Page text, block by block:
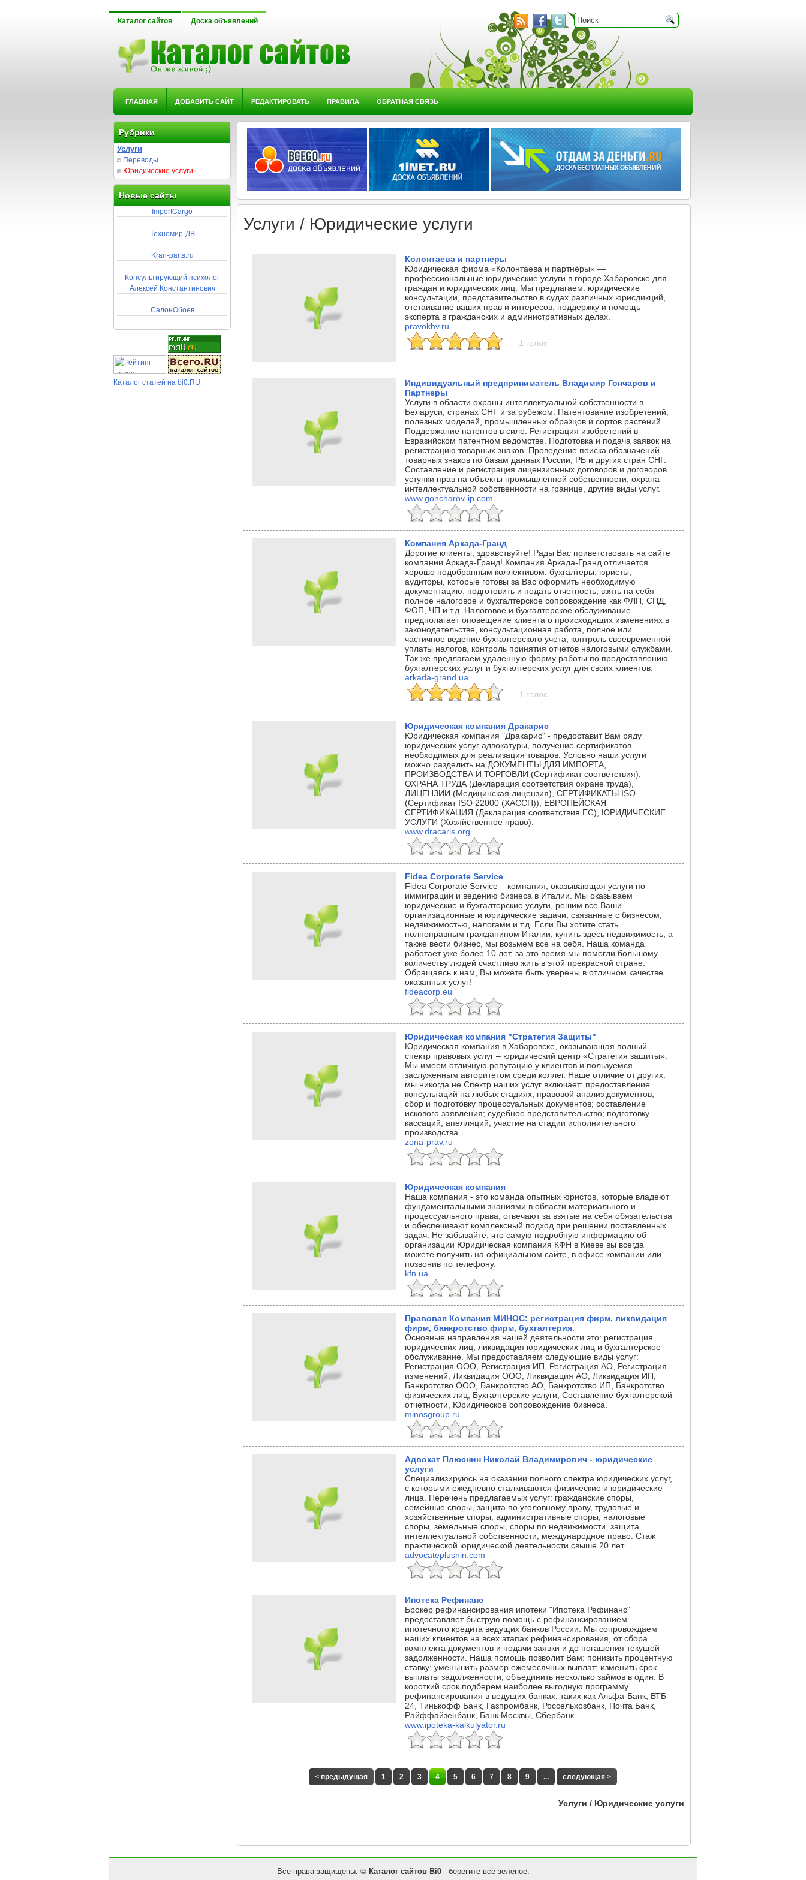
Каталог сайтов Доска объявлений
ГЛАВНАЯ ДОБАВИТЬ САЙТ РЕДАКТИРОВАТЬ ПРАВИЛА ОБРАТНАЯ СВЯЗЬ
Рубрики
Услуги
Переводы
Юридические услуги
Новые сайты
ImportCargo
Техномир-ДВ
Kran-parts.ru
Консультирующий психолог
Алексей Константинович
СалонОбоев
Каталог статей на bi0.RU
Услуги / Юридические услуги
Колонтаева и партнеры
Юридическая фирма «Колонтаева и партнёры» —
профессиональные юридические услуги в городе Хабаровске для
граждан и юридических лиц. Мы предлагаем: юридические
консультации, представительство в судах различных юрисдикций,
отстаивание ваших прав и интересов, поддержку и помощь
эксперта в гражданских и административных делах.
pravokhv.ru
1 голос
Индивидуальный предприниматель Владимир Гончаров и
Партнеры
Услуги в области охраны интеллектуальной собственности в
Беларуси, странах СНГ и за рубежом. Патентование изобретений,
полезных моделей, промышленных образцов и сортов растений.
Поддержание патентов в силе. Регистрация изобретений в
Евразийском патентном ведомстве. Подготовка и подача заявок на
регистрацию товарных знаков. Проведение поиска обозначений
товарных знаков по базам данных России, РБ и других стран СНГ.
Составление и регистрация лицензионных договоров и договоров
уступки прав на объекты промышленной собственности, охрана
интеллектуальной собственности на границе, другие виды услуг.
www.goncharov-ip.com
Компания Аркада-Гранд
Дорогие клиенты, здравствуйте! Рады Вас приветствовать на сайте
компании Аркада-Гранд! Компания Аркада-Гранд отличается
хорошо подобранным коллективом: бухгалтеры, юристы,
аудиторы, которые готовы за Вас оформить необходимую
документацию, подготовить и подать отчетность, взять на себя
полное налоговое и бухгалтерское сопровождение как ФЛП, СПД,
ФОП, ЧП и т.д. Налоговое и бухгалтерское обслуживание
предполагает оповещение клиента о происходящих изменениях в
законодательстве, консультационная работа, полное или
частичное ведение бухгалтерского учета, контроль своевременной
уплаты налогов, контроль принятия отчетов налоговыми службами.
Так же предлагаем удаленную форму работы по предоставлению
бухгалтерских услуг и бухгалтерских услуг для своих клиентов.
arkada-grand.ua
1 голос
Юридическая компания Дракарис
Юридическая компания "Дракарис" - предоставит Вам ряду
юридических услуг адвокатуры, получение сертификатов
необходимых для реализация товаров. Условно наши услуги
можно разделить на ДОКУМЕНТЫ ДЛЯ ИМПОРТА,
ПРОИЗВОДСТВА И ТОРГОВЛИ (Сертификат соответствия),
ОХРАНА ТРУДА (Декларация соответствия охране труда),
ЛИЦЕНЗИИ (Медицинская лицензия), СЕРТИФИКАТЫ ISO
(Сертификат ISO 22000 (ХАССП)), ЕВРОПЕЙСКАЯ
СЕРТИФИКАЦИЯ (Декларация соответствия ЕС), ЮРИДИЧЕСКИЕ
УСЛУГИ (Хозяйственное право).
www.dracaris.org
Fidea Corporate Service
Fidea Corporate Service – компания, оказывающая услуги по
иммиграции и ведению бизнеса в Италии. Мы оказываем
юридические и бухгалтерские услуги, решим все Ваши
организационные и юридические задачи, связанные с бизнесом,
недвижимостью, налогами и т.д. Если Вы хотите стать
полноправным гражданином Италии, купить здесь недвижимость, а
также вести бизнес, мы возьмем все на себя. Наша команда
работает уже более 10 лет, за это время мы помогли большому
количеству людей счастливо жить в этой прекрасной стране.
Обращаясь к нам, Вы можете быть уверены в отличном качестве
оказанных услуг!
fideacorp.eu
Юридическая компания "Стратегия Защиты"
Юридическая компания в Хабаровске, оказывающая полный
спектр правовых услуг – юридический центр «Стратегия защиты».
Мы имеем отличную репутацию у клиентов и пользуемся
заслуженным авторитетом среди коллег. Наше отличие от других:
мы никогда не Спектр наших услуг включает: предоставление
консультаций на любых стадиях; правовой анализ документов;
сбор и подготовку процессуальных документов; составление
искового заявления; судебное представительство; подготовку
кассаций, апелляций; участие на стадии исполнительного
производства.
zona-prav.ru
Юридическая компания
Наша компания - это команда опытных юристов, которые владеют
фундаментальными знаниями в области материального и
процессуального права, отвечают за взятые на себя обязательства
и обеспечивают комплексный подход при решении поставленных
задач. Не забывайте, что самую подробную информацию об
организации Юридическая компания КФН в Киеве вы всегда
можете получить на официальном сайте, в офисе компании или
позвонив по телефону.
kfn.ua
Правовая Компания МИНОС: регистрация фирм, ликвидация
фирм, банкротство фирм, бухгалтерия.
Основные направления нашей деятельности это: регистрация
юридических лиц, ликвидация юридических лиц и бухгалтерское
обслуживание. Мы предоставляем следующие виды услуг:
Регистрация ООО, Регистрация ИП, Регистрация АО, Регистрация
изменений, Ликвидация ООО, Ликвидация АО, Ликвидация ИП,
Банкротство ООО, Банкротство АО, Банкротство ИП, Банкротство
физических лиц, Бухгалтерские услуги, Составление бухгалтерской
отчетности, Юридическое сопровождение бизнеса.
minosgroup.ru
Адвокат Плюснин Николай Владимирович - юридические
услуги
Специализируюсь на оказании полного спектра юридических услуг,
с которыми ежедневно сталкиваются физические и юридические
лица. Перечень предлагаемых услуг: гражданские споры,
семейные споры, защита по уголовному праву, трудовые и
хозяйственные споры, административные споры, налоговые
споры, земельные споры, споры по недвижимости, защита
интеллектуальной собственности, международное право. Стаж
практической юридической деятельности свыше 20 лет.
advocateplusnin.com
Ипотека Рефинанс
Брокер рефинансирования ипотеки "Ипотека Рефинанс"
предоставляет быструю помощь с рефинансированием
ипотечного кредита ведущих банков России. Мы сопровождаем
наших клиентов на всех этапах рефинансирования, от сбора
комплекта документов и подачи заявки и до погашения текущей
задолженности. Наша помощь позволит Вам: понизить процентную
ставку; уменьшить размер ежемесячных выплат; изменить срок
выплаты задолженности; объединить несколько займов в один. В
короткий срок подберем наиболее выгодную программу
рефинансирования в ведущих банках, таких как Альфа-Банк, ВТБ
24, Тинькофф Банк, Газпромбанк, Россельхозбанк, Почта Банк,
Райффайзенбанк, Банк Москвы, Сбербанк.
www.ipoteka-kalkulyator.ru
< предыдущая 1 2 3 4 5 6 7 8 9 ... следующая >
Услуги / Юридические услуги
Все права защищены. © Каталог сайтов Bi0- берегите всё зелёное.